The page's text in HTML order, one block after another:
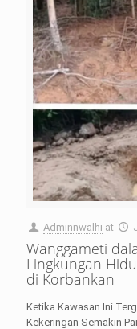
Adminnwalhi at
Wanggameti
Lingkungan
di Korbankan
Ketika Kawasan Ini
Kekeringan Semakin